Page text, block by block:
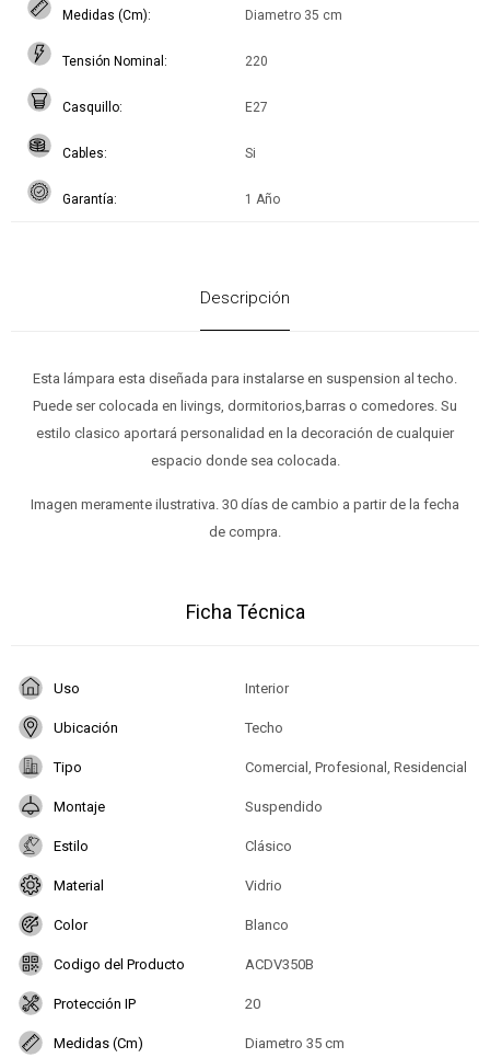
Medidas (Cm) Diametro 35 cm
Tensión Nominal 220
Casquillo E27
Cables Si
Garantía 1 Año
Descripción
Esta lámpara esta diseñada para instalarse en suspension al techo.
Puede ser colocada en livings, dormitorios,barras o comedores. Su
estilo clasico aportará personalidad en la decoración de cualquier
espacio donde sea colocada.
Imagen meramente ilustrativa. 30 días de cambio a partir de la fecha
de compra.
Ficha Técnica
Uso Interior
Ubicación Techo
Tipo Comercial, Profesional, Residencial
Montaje Suspendido
Estilo Clásico
Material Vidrio
Color Blanco
Codigo del Producto ACDV350B
Protección IP 20
Medidas (Cm) Diametro 35 cm